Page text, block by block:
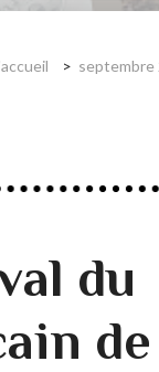
septembre
du
de